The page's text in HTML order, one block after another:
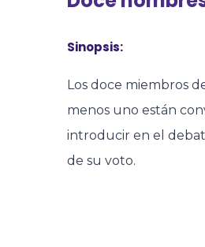
Sinopsis:
Los doce miembros
menos uno están
introducir en el
de su voto.